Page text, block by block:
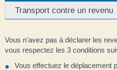
Transport contre un revenu
Vous n'avez pas à déclarer les
vous respectez les 3 conditions
Vous effectuez le déplacement